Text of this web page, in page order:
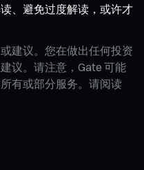
、避免过度解读，或许才
建议。您在做出任何投资
议。请注意，Gate 可能
有或部分服务。请阅读